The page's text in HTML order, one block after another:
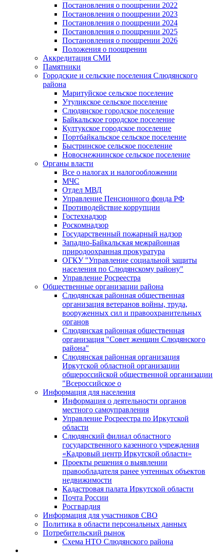
Постановления о поощрении 2022
Постановления о поощрении 2023
Постановления о поощрении 2024
Постановления о поощрении 2025
Постановления о поощрении 2026
Положения о поощрении
Аккредитация СМИ
Памятники
Городские и сельские поселения Слюдянского
района
Маритуйское сельское поселение
Утуликское сельское поселение
Слюдянское городское поселение
Байкальское городское поселение
Култукское городское поселение
Портбайкальское сельское поселение
Быстринское сельское поселение
Новоснежнинское сельское поселение
Органы власти
Все о налогах и налогообложении
МЧС
Отдел МВД
Управление Пенсионного фонда РФ
Противодействие коррупции
Гостехнадзор
Роскомнадзор
Государственный пожарный надзор
Западно-Байкальская межрайонная
природоохранная прокуратура
ОГКУ "Управление социальной защиты
населения по Слюдянскому району"
Управление Росреестра
Общественные организации района
Слюдянская районная общественная
организация ветеранов войны, труда,
вооруженных сил и правоохранительных
органов
Слюдянская районная общественная
организация "Совет женщин Слюдянского
района"
Слюдянская районная организация
Иркутской областной организации
общероссийской общественной организации
"Всероссийское о
Информация для населения
Информация о деятельности органов
местного самоуправления
Управление Росреестра по Иркутской
области
Слюдянский филиал областного
государственного казенного учреждения
«Кадровый центр Иркутской области»
Проекты решения о выявлении
правообладателя ранее учтенных объектов
недвижимости
Кадастровая палата Иркутской области
Почта России
Росгвардия
Информация для участников СВО
Политика в области персональных данных
Потребительский рынок
Схема НТО Слюдянского района